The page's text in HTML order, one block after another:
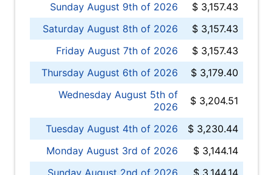
Sunday August 9th of 2026
$ 3,157.43
Saturday August 8th of 2026
$ 3,157.43
Friday August 7th of 2026
$ 3,157.43
Thursday August 6th of 2026
$ 3,179.40
Wednesday August 5th of
2026
$ 3,204.51
Tuesday August 4th of 2026
$ 3,230.44
Monday August 3rd of 2026
$ 3,144.14
Sunday August 2nd of 2026
$ 3,144.14